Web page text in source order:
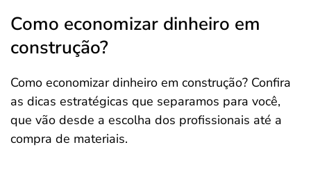
Como economizar dinheiro em
construção?
Como economizar dinheiro em construção? Confira
as dicas estratégicas que separamos para você,
que vão desde a escolha dos profissionais até a
compra de materiais.